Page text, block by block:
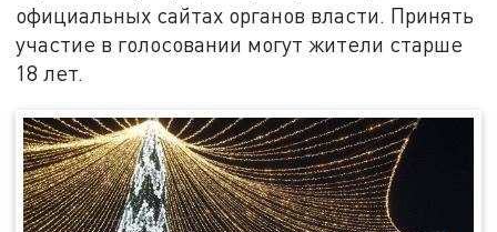
официальных сайтах органов власти. Принять
участие в голосовании могут жители старше
18 лет.